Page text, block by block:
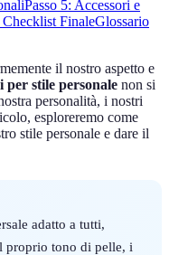
Passo 5: Accessori e
Checklist FinaleGlossario
il nostro aspetto e
per stile personale non si
personalità, i nostri
esploreremo come
stile personale e dare il
adatto a tutti,
proprio tono di pelle, i